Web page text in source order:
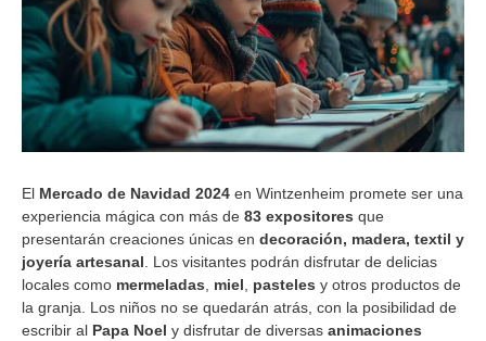
El Mercado de Navidad 2024 en Wintzenheim promete ser una
experiencia mágica con más de 83 expositores que
presentarán creaciones únicas en decoración, madera, textil y
joyería artesanal. Los visitantes podrán disfrutar de delicias
locales como mermeladas, miel, pasteles y otros productos de
la granja. Los niños no se quedarán atrás, con la posibilidad de
escribir al Papa Noel y disfrutar de diversas animaciones